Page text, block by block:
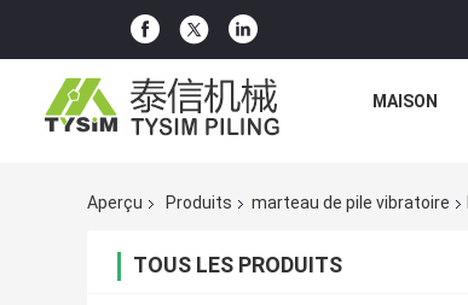
MAISON
Aperçu Produits marteau de pile vibratoire
TOUS LES PRODUITS